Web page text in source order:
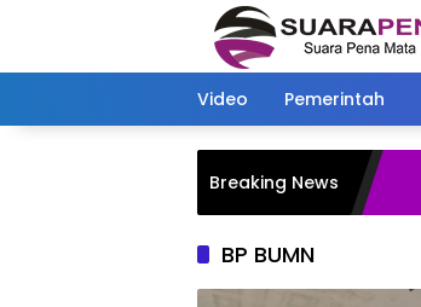
Video Pemerintah
Breaking News
BP BUMN